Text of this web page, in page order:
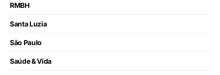
RMBH
Santa Luzia
São Paulo
Saúde & Vida